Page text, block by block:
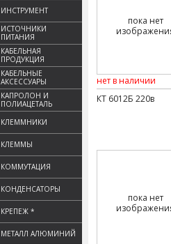
ИНСТРУМЕНТ
ИСТОЧНИКИ
ПИТАНИЯ
КАБЕЛЬНАЯ
ПРОДУКЦИЯ
КАБЕЛЬНЫЕ
АКСЕССУАРЫ
КАПРОЛОН И
ПОЛИАЦЕТАЛЬ
КЛЕММНИКИ
КЛЕММЫ
КОММУТАЦИЯ
КОНДЕНСАТОРЫ
КРЕПЕЖ *
МЕТАЛЛ АЛЮМИНИЙ
пока нет
нет в наличии
КТ 6012Б 220в
пока нет